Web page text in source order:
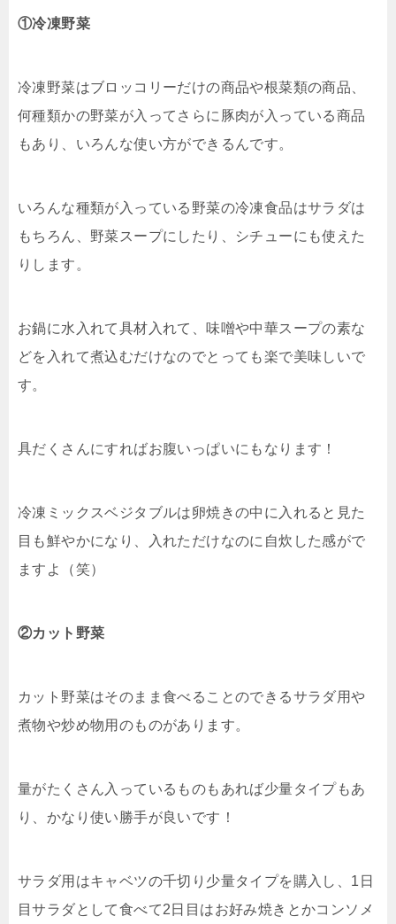
①冷凍野菜
冷凍野菜はブロッコリーだけの商品や根菜類の商品、
何種類かの野菜が入ってさらに豚肉が入っている商品
もあり、いろんな使い方ができるんです。
いろんな種類が入っている野菜の冷凍食品はサラダは
もちろん、野菜スープにしたり、シチューにも使えた
りします。
お鍋に水入れて具材入れて、味噌や中華スープの素な
どを入れて煮込むだけなのでとっても楽で美味しいで
す。
具だくさんにすればお腹いっぱいにもなります！
冷凍ミックスベジタブルは卵焼きの中に入れると見た
目も鮮やかになり、入れただけなのに自炊した感がで
ますよ（笑）
②カット野菜
カット野菜はそのまま食べることのできるサラダ用や
煮物や炒め物用のものがあります。
量がたくさん入っているものもあれば少量タイプもあ
り、かなり使い勝手が良いです！
サラダ用はキャベツの千切り少量タイプを購入し、1日
目サラダとして食べて2日目はお好み焼きとかコンソメ